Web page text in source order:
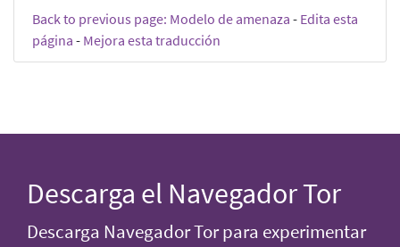
Back to previous page: Modelo de amenaza - Edita esta
página - Mejora esta traducción
Descarga el Navegador Tor
Descarga Navegador Tor para experimentar